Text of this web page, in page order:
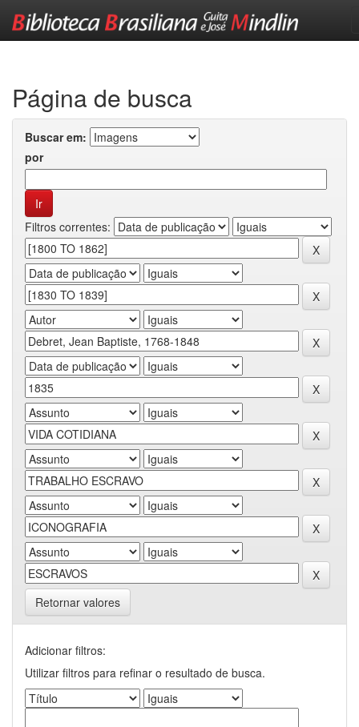
Página de busca
Buscar em:
por
Filtros correntes:
Retornar valores
Adicionar filtros:
Utilizar filtros para refinar o resultado de busca.